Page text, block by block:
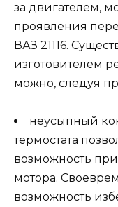
за двигателем,
проявления
ВАЗ 21116.
изготовителем
можно, следуя
неусыпный
термостата
возможность
мотора.
возможность